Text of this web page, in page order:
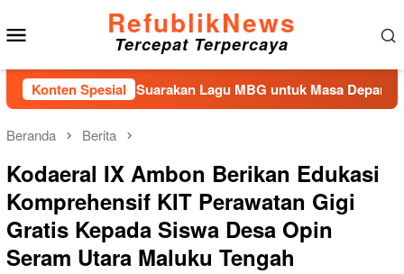
ke
konten
RefublikNews
Tercepat Terpercaya
Konten Spesial
Kembali Suarakan Lagu MBG untuk Masa Depan Anak
Beranda Berita
Kodaeral IX Ambon Berikan Edukasi
Komprehensif KIT Perawatan Gigi
Gratis Kepada Siswa Desa Opin
Seram Utara Maluku Tengah